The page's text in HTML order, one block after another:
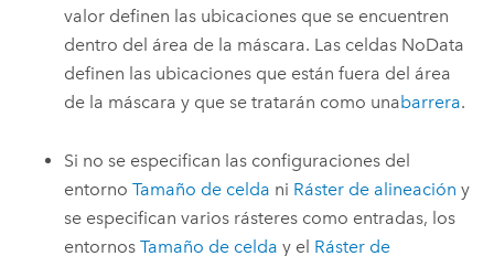
valor definen las ubicaciones que se encuentren
dentro del área de la máscara. Las celdas NoData
definen las ubicaciones que están fuera del área
de la máscara y que se tratarán como unabarrera.
Si no se especifican las configuraciones del
entornoTamaño de celda ni Ráster de alineación y
se especifican varios rásteres como entradas, los
entornosTamaño de celda y el Ráster de